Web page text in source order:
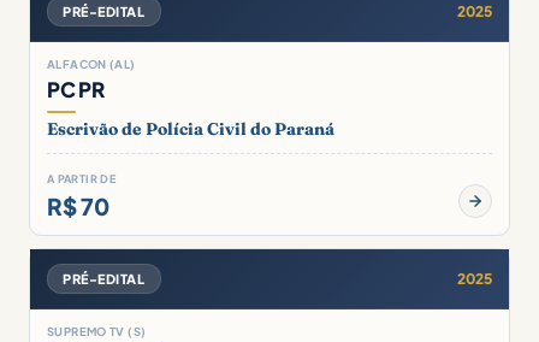
PRÉ-EDITAL 2025
ALFACON (AL)
PC PR
Escrivão de Polícia Civil do Paraná
A PARTIR DE
R$ 70
PRÉ-EDITAL 2025
SUPREMO TV (S)